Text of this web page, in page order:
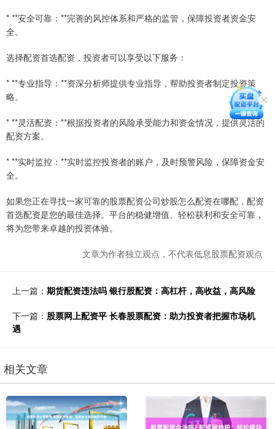
* **安全可靠：**完善的风控体系和严格的监管，保障投资者资金安
全。
选择配资首选配资，投资者可以享受以下服务：
* **专业指导：**资深分析师提供专业指导，帮助投资者制定投资策
略。
* **灵活配资：**根据投资者的风险承受能力和资金情况，提供灵活的
配资方案。
* **实时监控：**实时监控投资者的账户，及时预警风险，保障资金安
全。
如果您正在寻找一家可靠的股票配资公司炒股怎么配资在哪配，配资
首选配资是您的最佳选择。平台的稳健增值、轻松获利和安全可靠，
将为您带来卓越的投资体验。
文章为作者独立观点，不代表低息股票配资观点
上一篇： 期货配资违法吗 银行股配资：高杠杆，高收益，高风险
下一篇： 股票网上配资平 长春股票配资：助力投资者把握市场机
遇
相关文章